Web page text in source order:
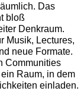
Das
bloß
Denkraum.
Musik, Lectures,
neue Formate.
Communities
Raum, in dem
einladen.